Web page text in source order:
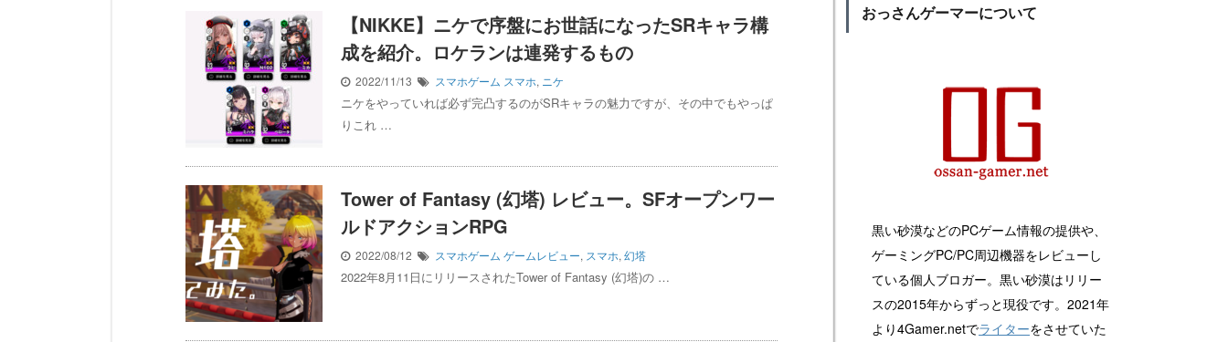
【NIKKE】ニケで序盤にお世話になったSRキャラ構
成を紹介。ロケランは連発するもの
2022/11/13 スマホゲーム スマホ, ニケ
ニケをやっていれば必ず完凸するのがSRキャラの魅力ですが、その中でもやっぱ
りこれ …
Tower of Fantasy (幻塔) レビュー。SFオープンワー
ルドアクションRPG
2022/08/12 スマホゲーム ゲームレビュー, スマホ, 幻塔
2022年8月11日にリリースされたTower of Fantasy (幻塔)の …
おっさんゲーマーについて
黒い砂漠などのPCゲーム情報の提供や、
ゲーミングPC/PC周辺機器をレビューし
ている個人ブロガー。黒い砂漠はリリー
スの2015年からずっと現役です。2021年
より4Gamer.netでライターをさせていた